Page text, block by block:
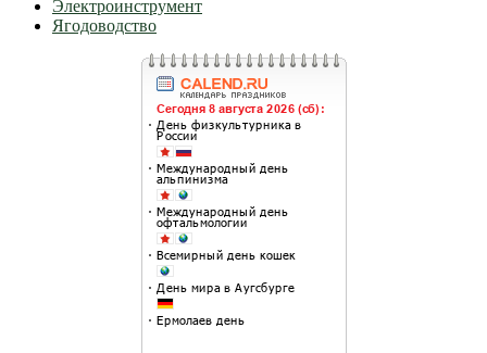
Электроинструмент
Ягодоводство